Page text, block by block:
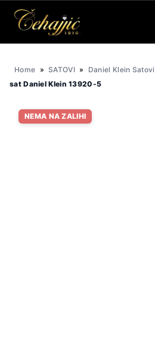
Home » SATOVI » Daniel Klein Satovi
sat Daniel Klein 13920-5
NEMA NA ZALIHI